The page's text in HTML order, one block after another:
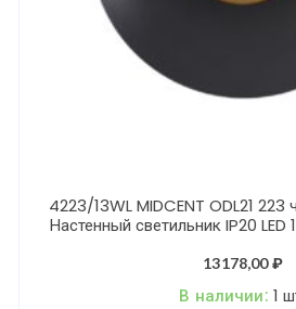
4223/13WL MIDCENT ODL21
Настенный светильник IP20
13178,00₽
В наличии: 1